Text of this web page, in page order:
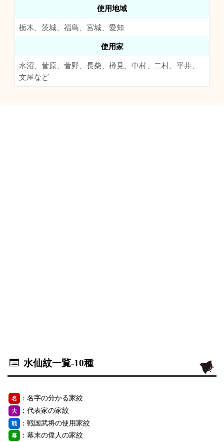
使用地域
栃木、茨城、福島、宮城、愛知
使用家
水沼、菅原、菅野、長柴、樽見、中村、二村、平井、
文屋など
水仙紋一覧-10種
名 ：名字の分かる家紋
大 ：代表家の家紋
戦 ：戦国武将の使用家紋
幕 ：幕末の偉人の家紋